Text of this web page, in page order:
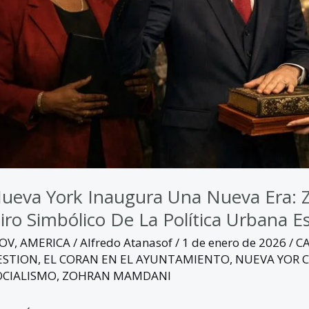
York Inaugura Una Nueva Era:
Simbólico De La Política Urbana
, AMERICA/Alfredo Atanasof/ 1 de enero de 2026 /
, EL CORAN EN EL AYUNTAMIENTO, NUEVA YOR
, ZOHRAN MAMDANI